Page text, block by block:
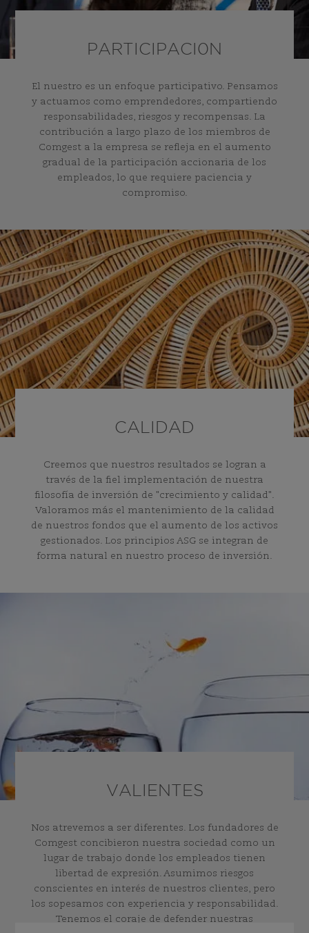
PARTICIPACI0N
El nuestro es un enfoque participativo. Pensamos
y actuamos como emprendedores, compartiendo
responsabilidades, riesgos y recompensas. La
contribución a largo plazo de los miembros de
Comgest a la empresa se refleja en el aumento
gradual de la participación accionaria de los
empleados, lo que requiere paciencia y
compromiso.
CALIDAD
Creemos que nuestros resultados se logran a
través de la fiel implementación de nuestra
filosofía de inversión de "crecimiento y calidad".
Valoramos más el mantenimiento de la calidad
de nuestros fondos que el aumento de los activos
gestionados. Los principios ASG se integran de
forma natural en nuestro proceso de inversión.
VALIENTES
Nos atrevemos a ser diferentes. Los fundadores de
Comgest concibieron nuestra sociedad como un
lugar de trabajo donde los empleados tienen
libertad de expresión. Asumimos riesgos
conscientes en interés de nuestros clientes, pero
los sopesamos con experiencia y responsabilidad.
Tenemos el coraje de defender nuestras